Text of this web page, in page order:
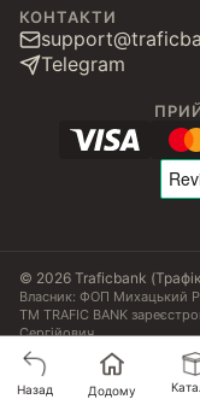
КОНТАКТИ
Telegram
© 2026 Traficbank
Власник: ФОП Михацький
ТМ TRAFIC BANK
Сергійович.
Угода користувача
Налаштування Cookies
Назад Додому